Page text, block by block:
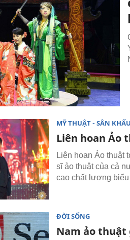
MỸ THUẬT - SÂN KHẤU
Liên hoan Ảo
Liên hoan Ảo thuật
sĩ ảo thuật của cả
cao chất lượng
ĐỜI SỐNG
Nam ảo thuật